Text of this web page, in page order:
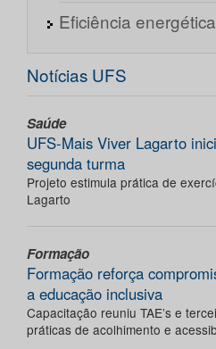
Eficiência energética
Notícias UFS
Saúde
UFS-Mais Viver Lagarto
segunda turma
Projeto estimula prática de
Lagarto
Formação
Formação reforça
a educação inclusiva
Capacitação reuniu TAE’s e
práticas de acolhimento e